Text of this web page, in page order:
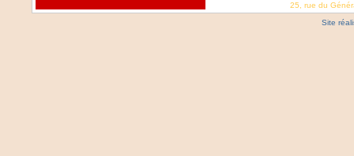
25, rue du
Site